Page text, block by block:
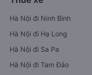
Hà Nội đi Ninh Bình
Hà Nội đi Hạ Long
Hà Nội đi Sa Pa
Hà Nội đi Tam Đảo